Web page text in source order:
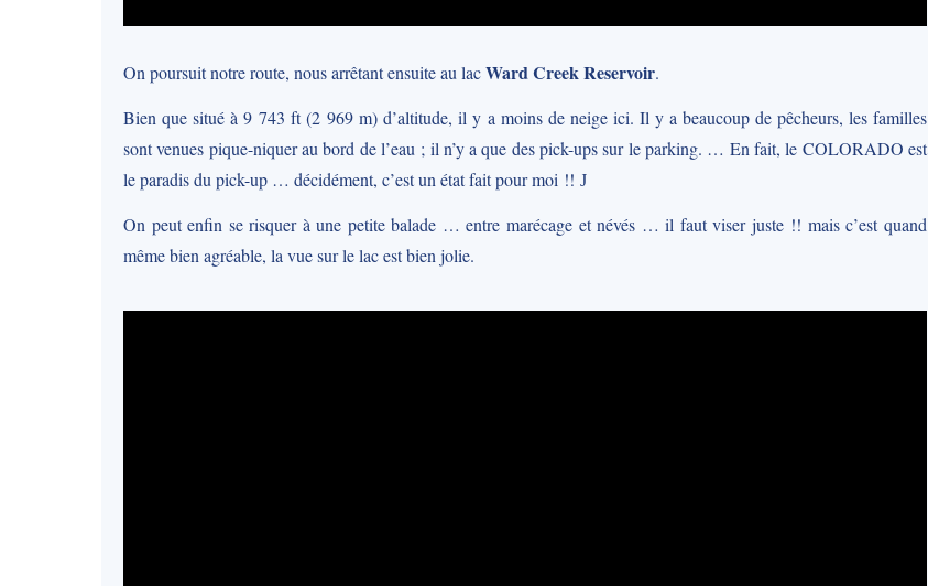
On poursuit notre route, nous arrêtant ensuite au lacWard Creek Reservoir.
Bien que situé à 9 743 ft (2 969 m) d’altitude, il y a moins de neige ici. Il y a beaucoup de pêcheurs, les familles
sont venues pique-niquer au bord de l’eau ; il n’y a que des pick-ups sur le parking. … En fait, le COLORADO est
le paradis du pick-up … décidément, c’est un état fait pour moi !! J
On peut enfin se risquer à une petite balade … entre marécage et névés … il faut viser juste !! mais c’est quand
même bien agréable, la vue sur le lac est bien jolie.